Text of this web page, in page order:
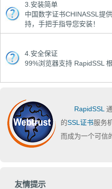
3.安装简单
中国数字证书CHINASSL提
持，手把手指导您安装！
4.安全保证
99%浏览器支持 RapidSSL
RapidSSL
的SSL证书服务
而成为一个可信
友情提示